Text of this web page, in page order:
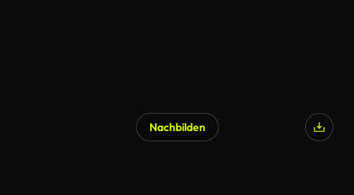
Nachbilden